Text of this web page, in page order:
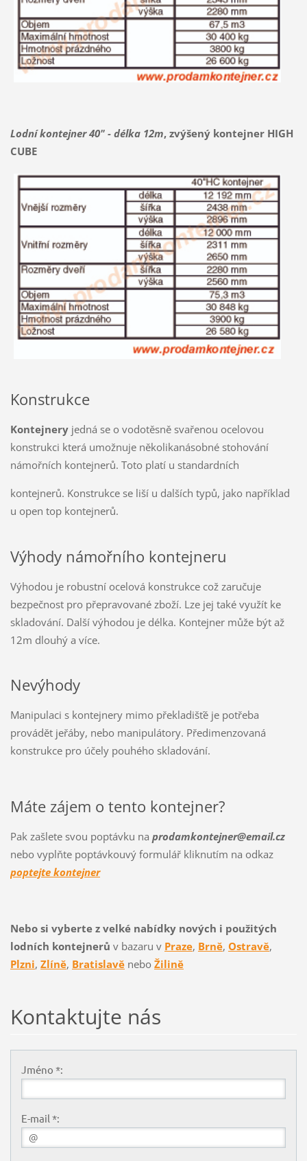
Lodní kontejner 40" - délka 12m, zvýšený kontejner HIGH
CUBE
Konstrukce
Kontejneryjedná se o vodotěsně svařenou ocelovou
konstrukci která umožnuje několikanásobné stohování
námořních kontejnerů. Toto platí u standardních
kontejnerů. Konstrukce se liší u dalších typů, jako například
u open top kontejnerů.
Výhody námořního kontejneru
Výhodou je robustní ocelová konstrukce což zaručuje
bezpečnost pro přepravované zboží. Lze jej také využít ke
skladování. Další výhodou je délka. Kontejner může být až
12m dlouhý a více.
Nevýhody
Manipulaci s kontejnery mimo překladišťě je potřeba
provádět jeřáby, nebo manipulátory. Předimenzovaná
konstrukce pro účely pouhého skladování.
Máte zájem o tento kontejner?
Pak zašlete svou poptávku na prodamkontejner@email.cz
nebo vyplňte poptávkouvý formulář kliknutím na odkaz
poptejte kontejner
Nebo si vyberte z velké nabídky nových i použitých
lodních kontejnerů v bazaru v Praze, Brně, Ostravě,
Plzni, Zlíně, Bratislavěnebo Žilině
Kontaktujte nás
Jméno *:
E-mail *: